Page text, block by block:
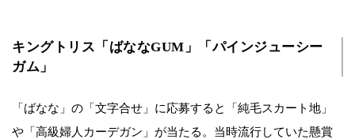
キングトリス「ばななGUM」「パインジューシー
ガム」
「ばなな」の「文字合せ」に応募すると「純毛スカート地」
や「高級婦人カーデガン」が当たる。当時流行していた懸賞